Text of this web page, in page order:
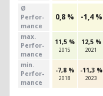
Ø
Perfor­
mance
0,8 % -1,4 %
max.
Per­for­
mance
11,5 %
2015
12,5 %
2021
min.
Per­for­
mance
-7,8 %
2018
-11,3 %
2023